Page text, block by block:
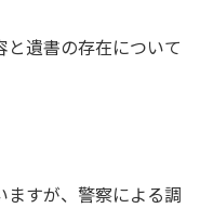
遺書の存在について
すが、警察による調